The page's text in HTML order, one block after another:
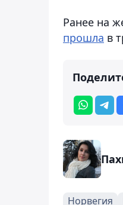
Ранее на
прошла в
Норвегия